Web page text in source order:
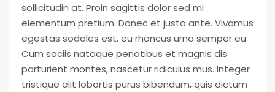
sollicitudin at. Proin sagittis dolor sed mi
elementum pretium. Donec et justo ante. Vivamus
egestas sodales est, eu rhoncus urna semper eu.
Cum sociis natoque penatibus et magnis dis
parturient montes, nascetur ridiculus mus. Integer
tristique elit lobortis purus bibendum, quis dictum